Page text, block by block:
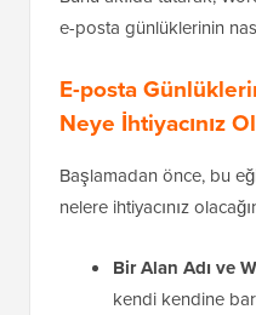
e-posta günlüklerinin
E-posta
Neye İhtiyacınız
Başlamadan önce, bu
nelere ihtiyacınız
Bir Alan Adı ve
kendi kendine